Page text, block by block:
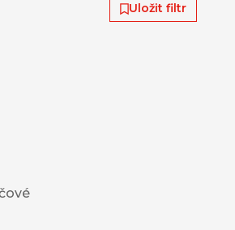
Uložit filtr